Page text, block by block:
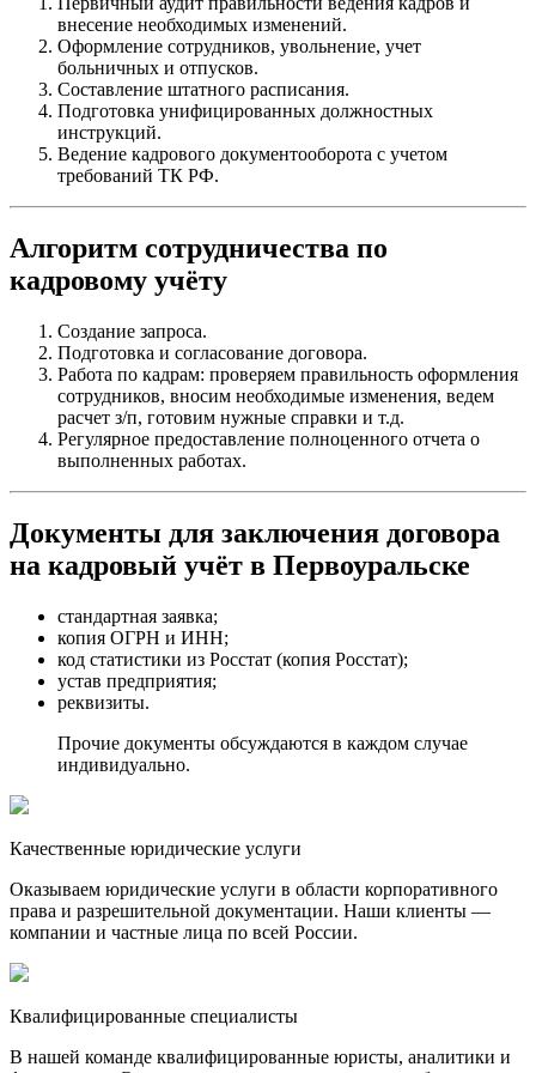
внесение необходимых изменений.
Оформление сотрудников, увольнение, учет
больничных и отпусков.
Составление штатного расписания.
Подготовка унифицированных должностных
инструкций.
Ведение кадрового документооборота с учетом
требований ТК РФ.
Алгоритм сотрудничества по
кадровому учёту
Создание запроса.
Подготовка и согласование договора.
Работа по кадрам: проверяем правильность оформления
сотрудников, вносим необходимые изменения, ведем
расчет з/п, готовим нужные справки и т.д.
Регулярное предоставление полноценного отчета о
выполненных работах.
Документы для заключения договора
на кадровый учёт в Первоуральске
стандартная заявка;
копия ОГРН и ИНН;
код статистики из Росстат (копия Росстат);
устав предприятия;
реквизиты.
Прочие документы обсуждаются в каждом случае
индивидуально.
Качественные юридические услуги
Оказываем юридические услуги в области корпоративного
права и разрешительной документации. Наши клиенты —
компании и частные лица по всей России.
Квалифицированные специалисты
В нашей команде квалифицированные юристы, аналитики и